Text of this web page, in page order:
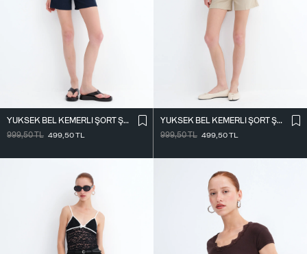
YÜKSEK BEL KEMERLI ŞORT Ş02336
999,50TL 499,50TL
YÜKSEK BEL KEMERLI ŞORT Ş02336
999,50TL 499,50TL